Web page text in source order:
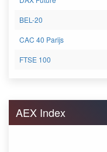
BEL-20
CAC 40 Parijs
FTSE 100
AEX Index